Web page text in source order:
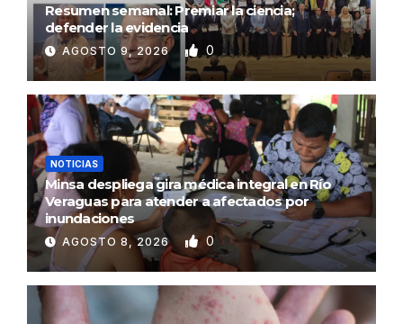
Resumen semanal: Premiar la ciencia;
defender la evidencia
AGOSTO 9, 2026 0
NOTICIAS
Minsa despliega gira médica integral en Río
Veraguas para atender a afectados por
inundaciones
AGOSTO 8, 2026 0